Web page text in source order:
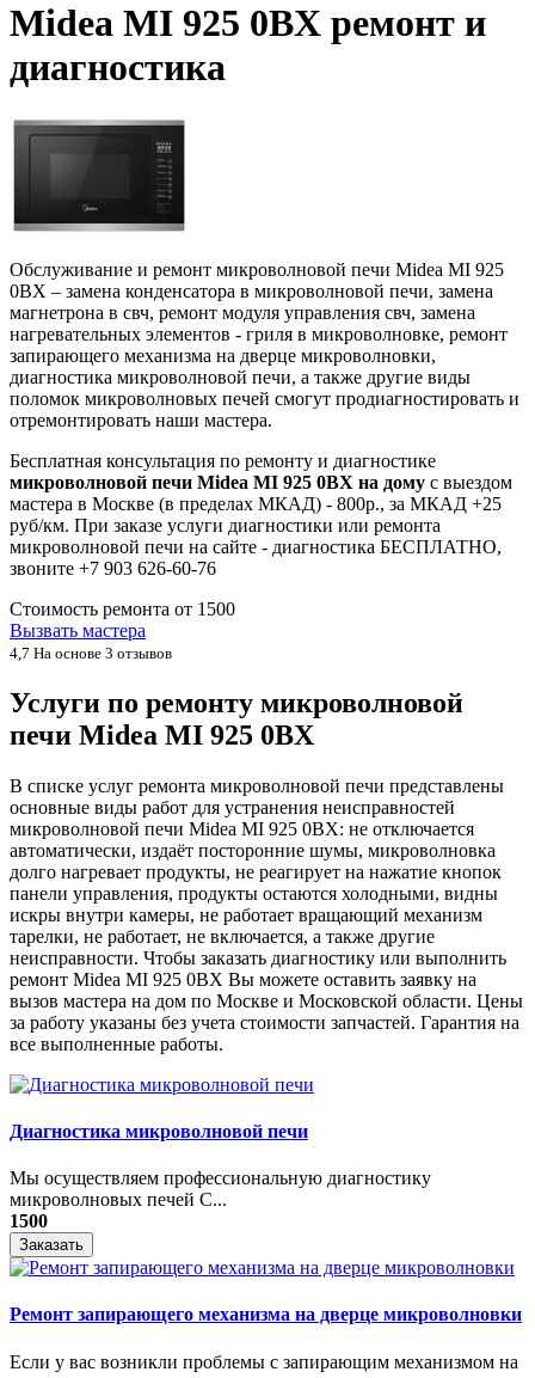
Midea MI 925 0BX ремонт и
диагностика
Обслуживание и ремонт микроволновой печи Midea MI 925
0BX – замена конденсатора в микроволновой печи, замена
магнетрона в свч, ремонт модуля управления свч, замена
нагревательных элементов - гриля в микроволновке, ремонт
запирающего механизма на дверце микроволновки,
диагностика микроволновой печи, а также другие виды
поломок микроволновых печей смогут продиагностировать и
отремонтировать наши мастера.
Бесплатная консультация по ремонту и диагностике
микроволновой печи Midea MI 925 0BX на дому с выездом
мастера в Москве (в пределах МКАД) - 800р., за МКАД +25
руб/км. При заказе услуги диагностики или ремонта
микроволновой печи на сайте - диагностика БЕСПЛАТНО,
звоните +7 903 626-60-76
Стоимость ремонта от 1500
Вызвать мастера
4,7 На основе 3 отзывов
Услуги по ремонту микроволновой
печи Midea MI 925 0BX
В списке услуг ремонта микроволновой печи представлены
основные виды работ для устранения неисправностей
микроволновой печи Midea MI 925 0BX: не отключается
автоматически, издаёт посторонние шумы, микроволновка
долго нагревает продукты, не реагирует на нажатие кнопок
панели управления, продукты остаются холодными, видны
искры внутри камеры, не работает вращающий механизм
тарелки, не работает, не включается, а также другие
неисправности. Чтобы заказать диагностику или выполнить
ремонт Midea MI 925 0BX Вы можете оставить заявку на
вызов мастера на дом по Москве и Московской области. Цены
за работу указаны без учета стоимости запчастей. Гарантия на
все выполненные работы.
Диагностика микроволновой печи
Мы осуществляем профессиональную диагностику
микроволновых печей С...
1500
Заказать
Ремонт запирающего механизма на дверце микроволновки
Если у вас возникли проблемы с запирающим механизмом на